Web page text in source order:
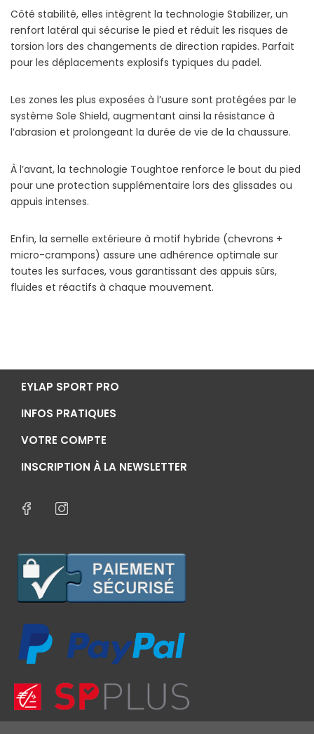
Côté stabilité, elles intègrent la technologie Stabilizer, un
renfort latéral qui sécurise le pied et réduit les risques de
torsion lors des changements de direction rapides. Parfait
pour les déplacements explosifs typiques du padel.
Les zones les plus exposées à l’usure sont protégées par le
système Sole Shield, augmentant ainsi la résistance à
l’abrasion et prolongeant la durée de vie de la chaussure.
À l’avant, la technologie Toughtoe renforce le bout du pied
pour une protection supplémentaire lors des glissades ou
appuis intenses.
Enfin, la semelle extérieure à motif hybride (chevrons +
micro-crampons) assure une adhérence optimale sur
toutes les surfaces, vous garantissant des appuis sûrs,
fluides et réactifs à chaque mouvement.
EYLAP SPORT PRO
INFOS PRATIQUES
VOTRE COMPTE
INSCRIPTION À LA NEWSLETTER